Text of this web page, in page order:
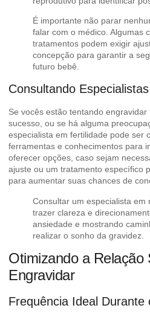
É importante não parar
falar com o médico. Algumas
tratamentos podem exigir
concepção para garantir a
futuro bebê.
Consultando
Se vocês estão tentando
sucesso, ou se há alguma
especialista em fertilidade pode ser
ferramentas e conhecimentos para
oferecer opções, caso sejam
ajuste ou um tratamento específico
para aumentar suas chances de
Consultar um especialista em
trazer clareza e
ansiedade e mostrando
realizar o sonho da gravidez.
Otimizando a Relação
Engravidar
Frequência Ideal Durante